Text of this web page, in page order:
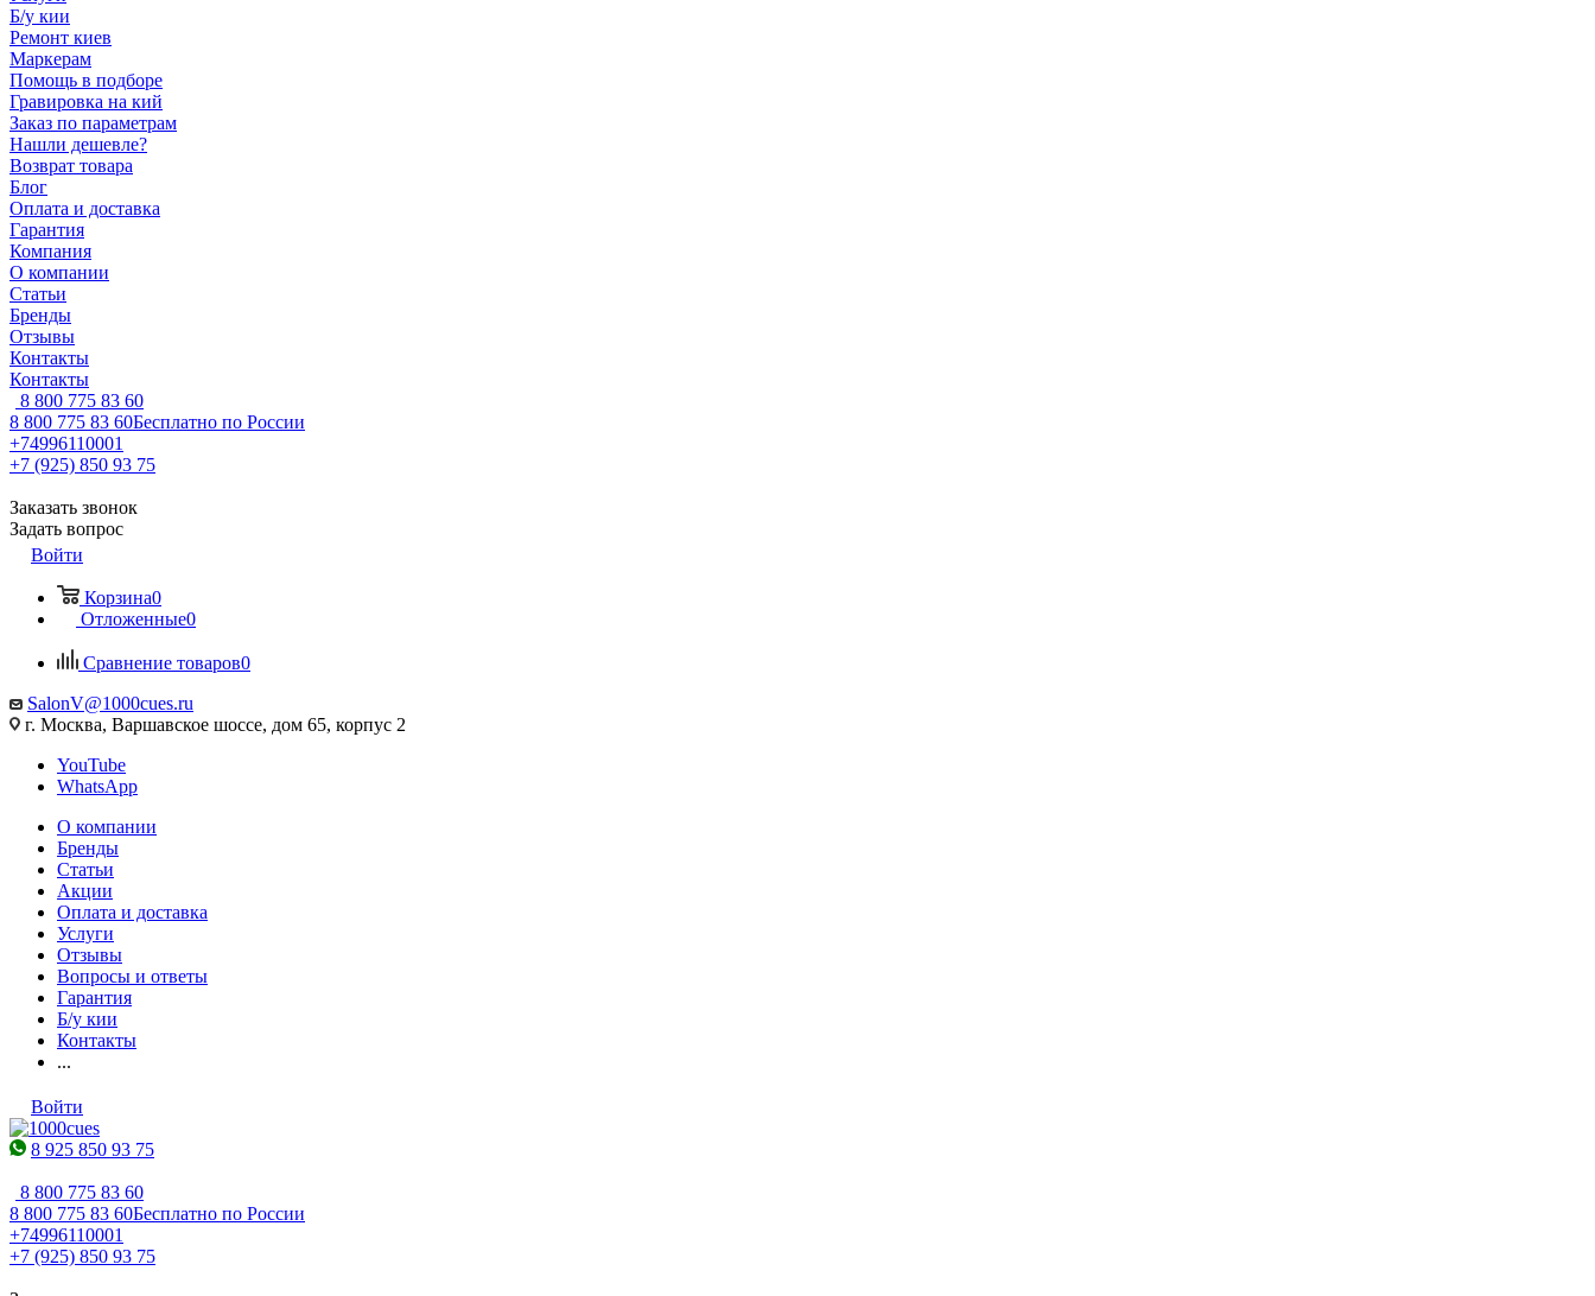
Б/у кии
Ремонт киев
Маркерам
Помощь в подборе
Гравировка на кий
Заказ по параметрам
Нашли дешевле?
Возврат товара
Блог
Оплата и доставка
Гарантия
Компания
О компании
Статьи
Бренды
Отзывы
Контакты
Контакты
8 800 775 83 60
8 800 775 83 60Бесплатно по России
+74996110001
+7 (925) 850 93 75
Заказать звонок
Задать вопрос
Войти
Корзина0
Отложенные0
Сравнение товаров0
SalonV@1000cues.ru
г. Москва, Варшавское шоссе, дом 65, корпус 2
YouTube
WhatsApp
О компании
Бренды
Статьи
Акции
Оплата и доставка
Услуги
Отзывы
Вопросы и ответы
Гарантия
Б/у кии
Контакты
...
Войти
8 925 850 93 75
8 800 775 83 60
8 800 775 83 60Бесплатно по России
+74996110001
+7 (925) 850 93 75